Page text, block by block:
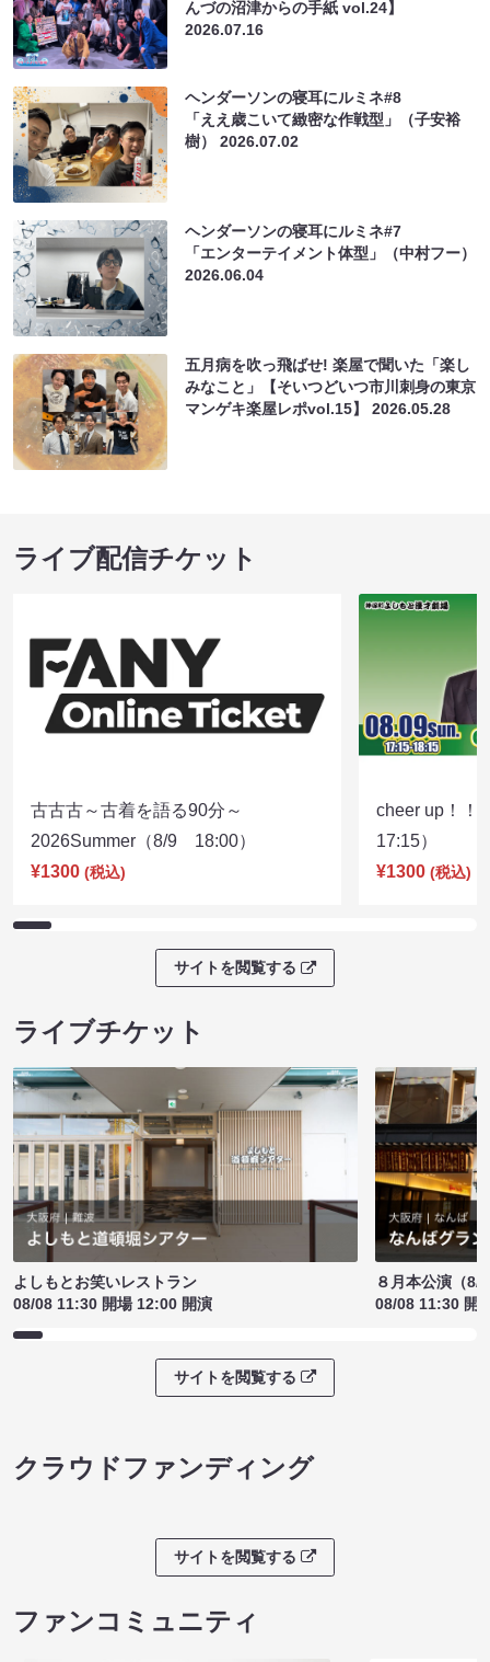
んづの沼津からの手紙 vol.24】
2026.07.16
ヘンダーソンの寝耳にルミネ#8
「ええ歳こいて緻密な作戦型」（子安裕
樹）2026.07.02
ヘンダーソンの寝耳にルミネ#7
「エンターテイメント体型」（中村フー）
2026.06.04
五月病を吹っ飛ばせ! 楽屋で聞いた「楽し
みなこと」【そいつどいつ市川刺身の東京
マンゲキ楽屋レポvol.15】2026.05.28
ライブ配信チケット
古古古～古着を語る90分～
2026Summer（8/9 18:00）
¥1300 (税込)
cheer up！
17:15）
¥1300 (税込)
サイトを閲覧する
ライブチケット
よしもとお笑いレストラン
08/08 11:30 開場 12:00 開演
８月本公演（8/
08/08 11:30 開
サイトを閲覧する
クラウドファンディング
サイトを閲覧する
ファンコミュニティ